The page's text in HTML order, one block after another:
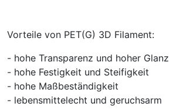
Vorteile von PET(G) 3D Filament:
- hohe Transparenz und hoher Glanz
- hohe Festigkeit und Steifigkeit
- hohe Maßbeständigkeit
- lebensmittelecht und geruchsarm